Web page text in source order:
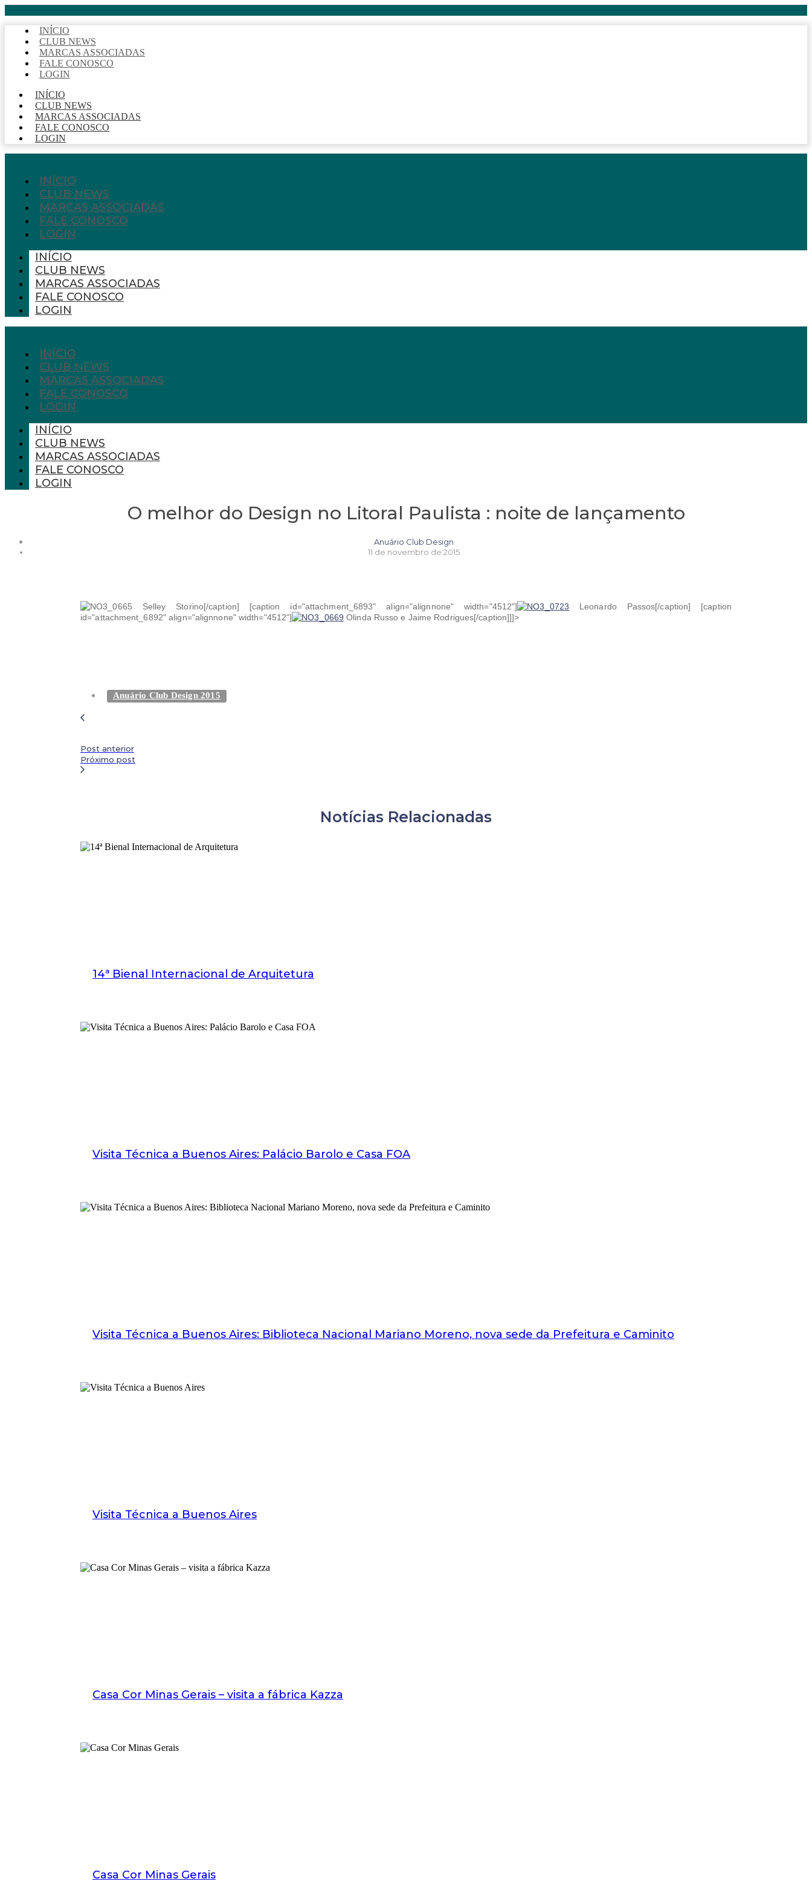
INÍCIO
CLUB NEWS
MARCAS ASSOCIADAS
FALE CONOSCO
LOGIN
INÍCIO
CLUB NEWS
MARCAS ASSOCIADAS
FALE CONOSCO
LOGIN
INÍCIO
CLUB NEWS
MARCAS ASSOCIADAS
FALE CONOSCO
LOGIN
INÍCIO
CLUB NEWS
MARCAS ASSOCIADAS
FALE CONOSCO
LOGIN
INÍCIO
CLUB NEWS
MARCAS ASSOCIADAS
FALE CONOSCO
LOGIN
INÍCIO
CLUB NEWS
MARCAS ASSOCIADAS
FALE CONOSCO
LOGIN
O melhor do Design no Litoral Paulista : noite de lançamento
Anuário Club Design
11 de novembro de 2015
Selley Storino[/caption] [caption id="attachment_6893" align="alignnone" width="4512"]
Leonardo Passos[/caption] [caption
id="attachment_6892" align="alignnone" width="4512"]
Olinda Russo e Jaime Rodrigues[/caption]]]>
Anuário Club Design 2015
Post anterior
Próximo post
Notícias Relacionadas
14ª Bienal Internacional de Arquitetura
Visita Técnica a Buenos Aires: Palácio Barolo e Casa FOA
Visita Técnica a Buenos Aires: Biblioteca Nacional Mariano Moreno, nova sede da Prefeitura e Caminito
Visita Técnica a Buenos Aires
Casa Cor Minas Gerais – visita a fábrica Kazza
Casa Cor Minas Gerais